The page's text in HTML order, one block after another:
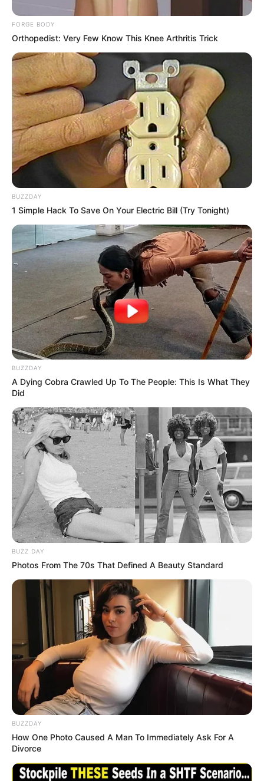
FORGE BODY
Orthopedist: Very Few Know This Knee Arthritis Trick
BUZZDAY
1 Simple Hack To Save On Your Electric Bill (Try Tonight)
BUZZDAY
A Dying Cobra Crawled Up To The People: This Is What They
Did
BUZZ DAY
Photos From The 70s That Defined A Beauty Standard
BUZZDAY
How One Photo Caused A Man To Immediately Ask For A
Divorce